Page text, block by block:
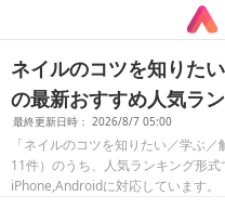
ネイルのコツを知りた
の最新おすすめ人気ラ
最終更新日時： 2026/8/7 05:00
「ネイルのコツを知りたい／学ぶ
11件）のうち、人気ランキング形式
iPhone,Androidに対応しています。